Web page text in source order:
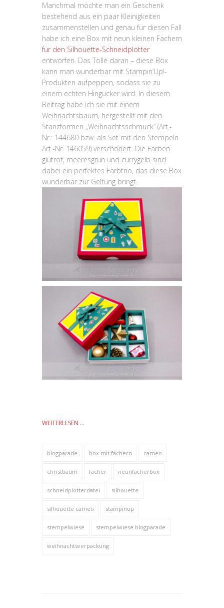
Manchmal möchte man ein Geschenk
bestehend aus ein paar Kleinigkeiten
zusammenstellen und genau für diesen Fall
habe ich eine Box mit neun kleinen Fächern
für den Silhouette-Schneidplotter
entworfen. Das Tolle daran – diese Box
kann man wunderbar mit Stampin’Up!-
Produkten aufpeppen, sodass sie zu
einem echten Hingucker wird. In diesem
Beitrag habe ich sie mit einem
Weihnachtsbaum, hergestellt mit den
Stanzformen „Weihnachtsschmuck“ (Art.-
Nr.: 144680 bzw. als Set mit den Stempeln
Art.-Nr. 146059) verschönert. Die Farben
glutrot, meeresgrün und currygelb sind
dabei ein perfektes Farbtrio, das diese Box
wunderbar zur Geltung bringt.
WEITERLESEN …
blogparade box mit fächern cameo
christbaum fächer neunfächerbox
schneidplotterdatei silhouette
silhouette cameo stampinup
stempelwiese stempelwiese blogparade
weihnachtsverpackung